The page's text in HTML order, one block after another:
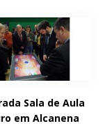
Sala de Aula
em Alcanena